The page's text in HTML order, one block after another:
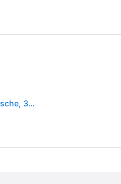
Head Tennis-Racketbag Base Racquet Bag L (Schlägertasche, 3 Hauptfächer) 2025 navyblau 9er